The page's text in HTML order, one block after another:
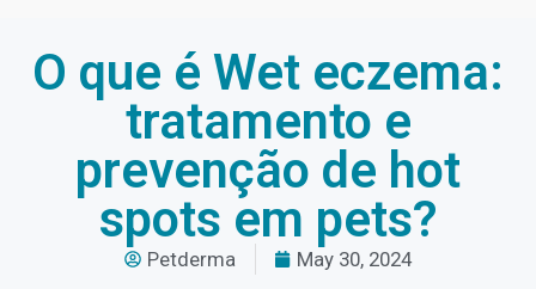
O que é Wet eczema:
tratamento e
prevenção de hot
spots em pets?
Petderma May 30, 2024